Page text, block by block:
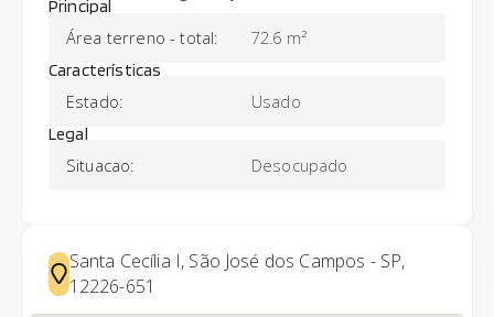
Principal
Área terreno - total: 72.6 m²
Características
Estado: Usado
Legal
Situacao: Desocupado
Santa Cecília I, São José dos Campos - SP,
12226-651